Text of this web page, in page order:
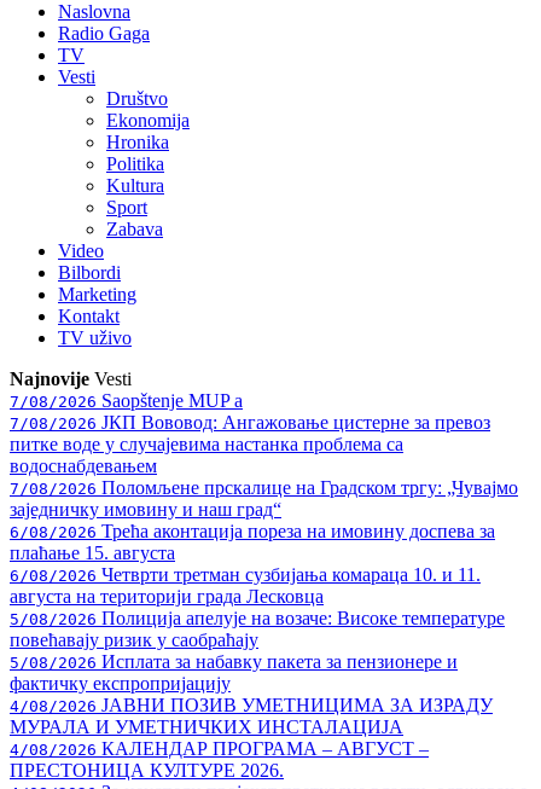
Naslovna
Radio Gaga
TV
Vesti
Društvo
Ekonomija
Hronika
Politika
Kultura
Sport
Zabava
Video
Bilbordi
Marketing
Kontakt
TV uživo
Najnovije Vesti
7/08/2026 Saopštenje MUP a
7/08/2026 ЈКП Вововод: Ангажовање цистерне за превоз
питке воде у случајевима настанка проблема са
водоснабдевањем
7/08/2026 Поломљене прскалице на Градском тргу: „Чувајмо
заједничку имовину и наш град“
6/08/2026 Трећа аконтација пореза на имовину доспева за
плаћање 15. августа
6/08/2026 Четврти третман сузбијања комараца 10. и 11.
августа на територији града Лесковца
5/08/2026 Полиција апелује на возаче: Високе температуре
повећавају ризик у саобраћају
5/08/2026 Исплата за набавку пакета за пензионере и
фактичку експропријацију
4/08/2026 ЈАВНИ ПОЗИВ УМЕТНИЦИМА ЗА ИЗРАДУ
МУРАЛА И УМЕТНИЧКИХ ИНСТАЛАЦИЈА
4/08/2026 КАЛЕНДАР ПРОГРАМА – АВГУСТ –
ПРЕСТОНИЦА КУЛТУРЕ 2026.